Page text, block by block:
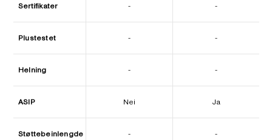
Sertifikater - -
Plustestet - -
Helning - -
ASIP Nei Ja
Støttebeinlengde - -